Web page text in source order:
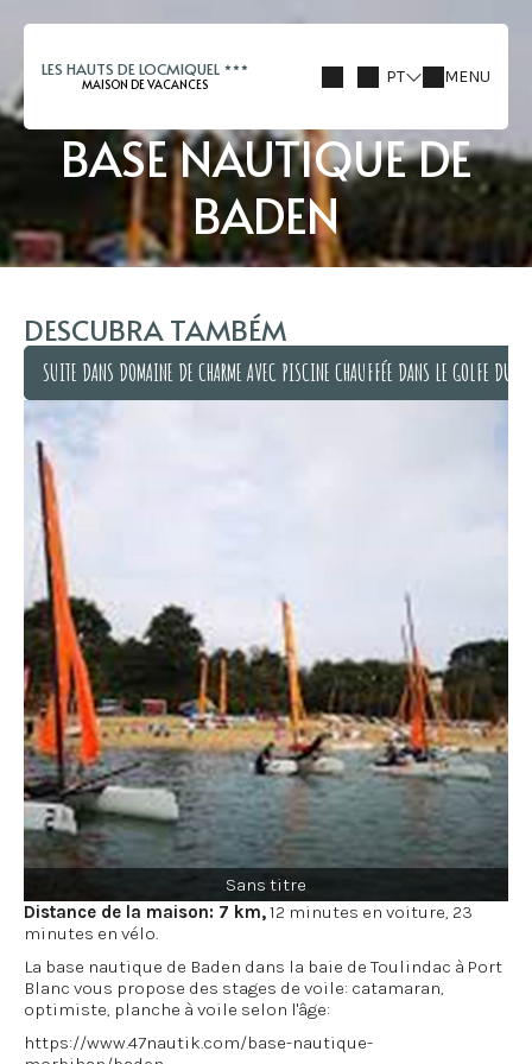
LES HAUTS DE LOCMIQUEL
MAISON DE VACANCES PT MENU
BASE NAUTIQUE DE
BADEN
DESCUBRA TAMBÉM
SUITE DANS DOMAINE DE CHARME AVEC PISCINE CHAUFFÉE DANS LE GOLFE DU
SUITE DANS DOMAINE DE CHARME AVEC PISCINE CHAUFFÉE DANS LE GOLFE DU
Sans titre
Distance de la maison: 7 km,12 minutes en voiture, 23
minutes en vélo.
La base nautique de Baden dans la baie de Toulindac à Port
Blanc vous propose des stages de voile: catamaran,
optimiste, planche à voile selon l'âge:
https://www.47nautik.com/base-nautique-